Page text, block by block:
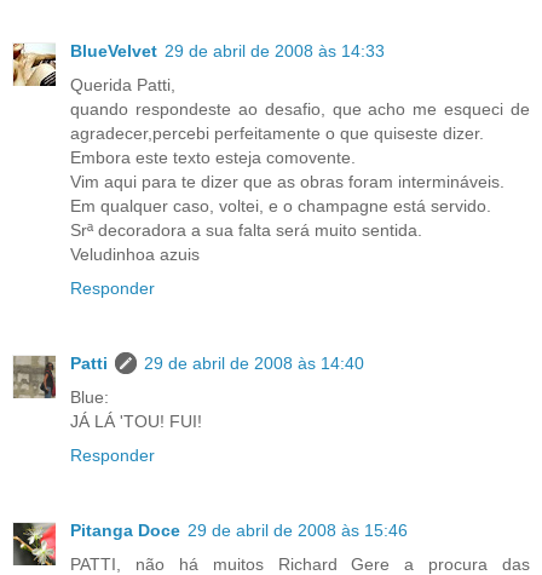
BlueVelvet 29 de abril de 2008 às 14:33
Querida Patti,
quando respondeste ao desafio, que acho me esqueci de
agradecer,percebi perfeitamente o que quiseste dizer.
Embora este texto esteja comovente.
Vim aqui para te dizer que as obras foram intermináveis.
Em qualquer caso, voltei, e o champagne está servido.
Srª decoradora a sua falta será muito sentida.
Veludinhoa azuis
Responder
Patti
29 de abril de 2008 às 14:40
Blue:
JÁ LÁ 'TOU! FUI!
Responder
Pitanga Doce 29 de abril de 2008 às 15:46
PATTI, não há muitos Richard Gere a procura das